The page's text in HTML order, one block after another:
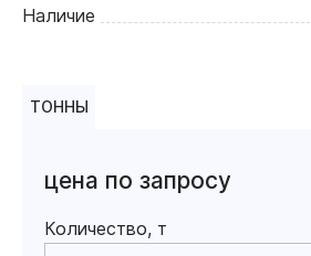
Наличие
ТОННЫ
цена по запросу
Количество, т